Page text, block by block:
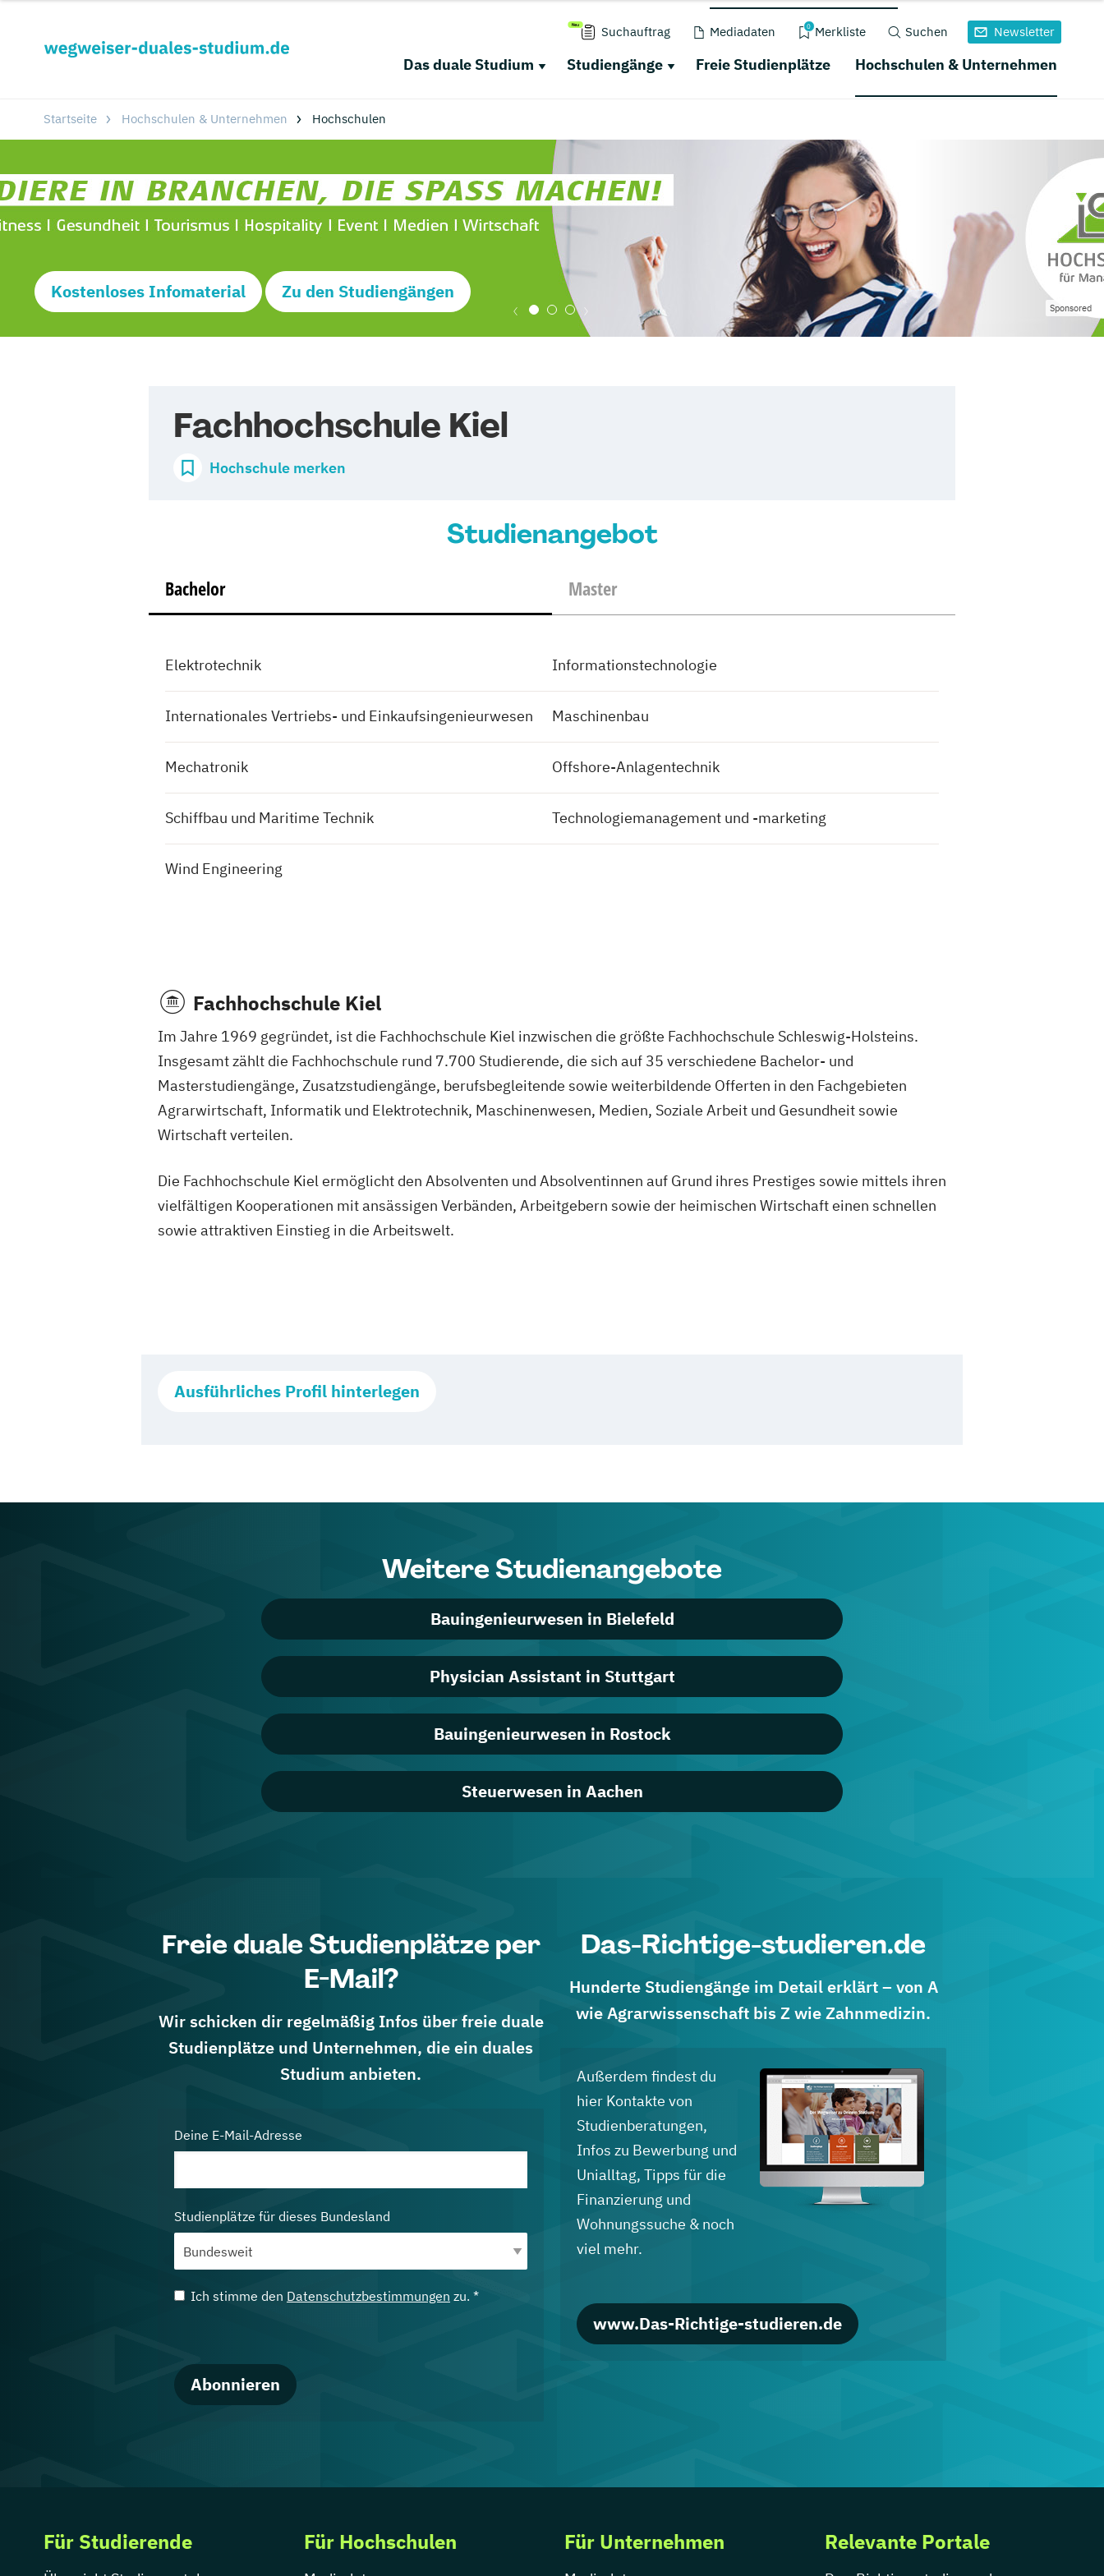
Suchauftrag Mediadaten 0 Merkliste Suchen Newsletter
Das duale Studium Studiengänge Freie Studienplätze Hochschulen & Unternehmen
Startseite Hochschulen & Unternehmen Hochschulen
Kostenloses Infomaterial Zu den Studiengängen
Sponsored
Fachhochschule Kiel
Hochschule merken
Studienangebot
Bachelor Master
Elektrotechnik Informationstechnologie
Internationales Vertriebs- und Einkaufsingenieurwesen Maschinenbau
Mechatronik Offshore-Anlagentechnik
Schiffbau und Maritime Technik Technologiemanagement und -marketing
Wind Engineering
Fachhochschule Kiel
Im Jahre 1969 gegründet, ist die Fachhochschule Kiel inzwischen die größte Fachhochschule Schleswig-Holsteins.
Insgesamt zählt die Fachhochschule rund 7.700 Studierende, die sich auf 35 verschiedene Bachelor- und
Masterstudiengänge, Zusatzstudiengänge, berufsbegleitende sowie weiterbildende Offerten in den Fachgebieten
Agrarwirtschaft, Informatik und Elektrotechnik, Maschinenwesen, Medien, Soziale Arbeit und Gesundheit sowie
Wirtschaft verteilen.
Die Fachhochschule Kiel ermöglicht den Absolventen und Absolventinnen auf Grund ihres Prestiges sowie mittels ihren
vielfältigen Kooperationen mit ansässigen Verbänden, Arbeitgebern sowie der heimischen Wirtschaft einen schnellen
sowie attraktiven Einstieg in die Arbeitswelt.
Ausführliches Profil hinterlegen
Weitere Studienangebote
Bauingenieurwesen in Bielefeld
Physician Assistant in Stuttgart
Bauingenieurwesen in Rostock
Steuerwesen in Aachen
Freie duale Studienplätze per
E-Mail?
Wir schicken dir regelmäßig Infos über freie duale
Studienplätze und Unternehmen, die ein duales
Studium anbieten.
Deine E-Mail-Adresse
Studienplätze für dieses Bundesland
Ich stimme den Datenschutzbestimmungen zu. *
Abonnieren
Das-Richtige-studieren.de
Hunderte Studiengänge im Detail erklärt – von A
wie Agrarwissenschaft bis Z wie Zahnmedizin.
Außerdem findest du
hier Kontakte von
Studienberatungen,
Infos zu Bewerbung und
Unialltag, Tipps für die
Finanzierung und
Wohnungssuche & noch
viel mehr.
www.Das-Richtige-studieren.de
Für Studierende Für Hochschulen Für Unternehmen Relevante Portale